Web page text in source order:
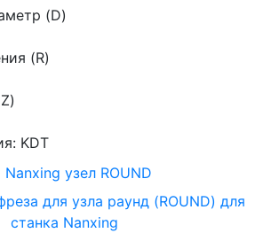
(D)
(R)
KDT
для узла раунд (ROUND) для
станка Nanxing